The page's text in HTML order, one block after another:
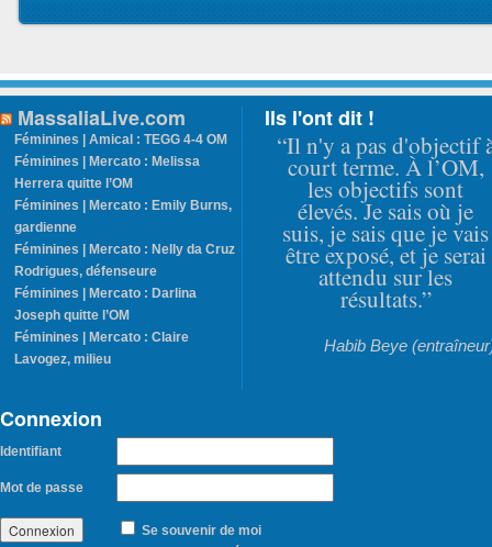
MassaliaLive.com
Féminines | Amical : TEGG 4-4 OM
Féminines | Mercato : Melissa
Herrera quitte l’OM
Féminines | Mercato : Emily Burns,
gardienne
Féminines | Mercato : Nelly da Cruz
Rodrigues, défenseure
Féminines | Mercato : Darlina
Joseph quitte l’OM
Féminines | Mercato : Claire
Lavogez, milieu
Ils l'ont dit !
“Il n'y a pas d'objectif
court terme. À l’OM,
les objectifs sont
élevés. Je sais où je
suis, je sais que je vais
être exposé, et je serai
attendu sur les
résultats.”
Habib Beye
Connexion
Identifiant
Mot de passe
Se souvenir de moi